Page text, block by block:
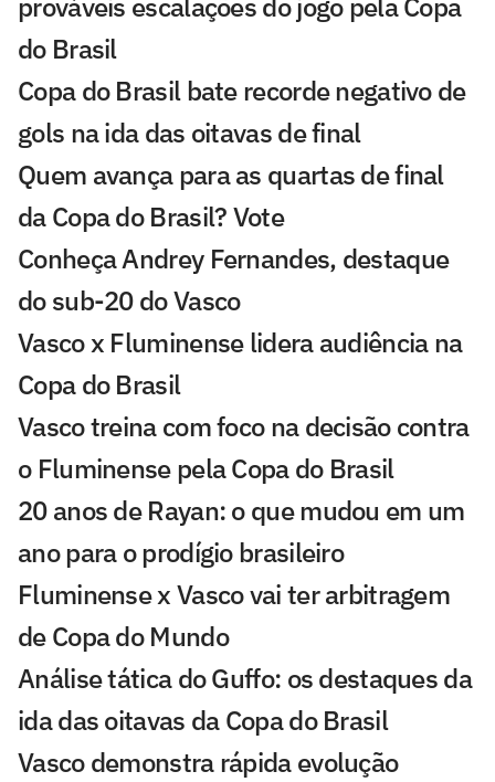
do Brasil
Copa do Brasil bate recorde negativo de
gols na ida das oitavas de final
Quem avança para as quartas de final
da Copa do Brasil? Vote
Conheça Andrey Fernandes, destaque
do sub-20 do Vasco
Vasco x Fluminense lidera audiência na
Copa do Brasil
Vasco treina com foco na decisão contra
o Fluminense pela Copa do Brasil
20 anos de Rayan: o que mudou em um
ano para o prodígio brasileiro
Fluminense x Vasco vai ter arbitragem
de Copa do Mundo
Análise tática do Guffo: os destaques da
ida das oitavas da Copa do Brasil
Vasco demonstra rápida evolução